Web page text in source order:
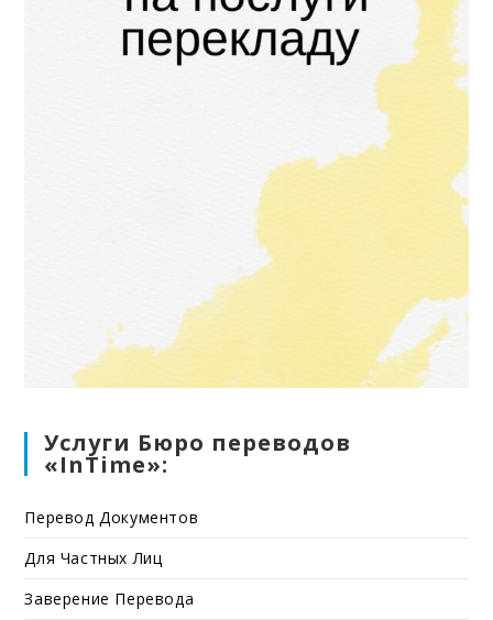
Услуги Бюро переводов
«InTime»:
Перевод Документов
Для Частных Лиц
Заверение Перевода